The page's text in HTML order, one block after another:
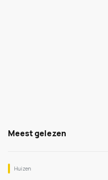
Meest gelezen
Huizen